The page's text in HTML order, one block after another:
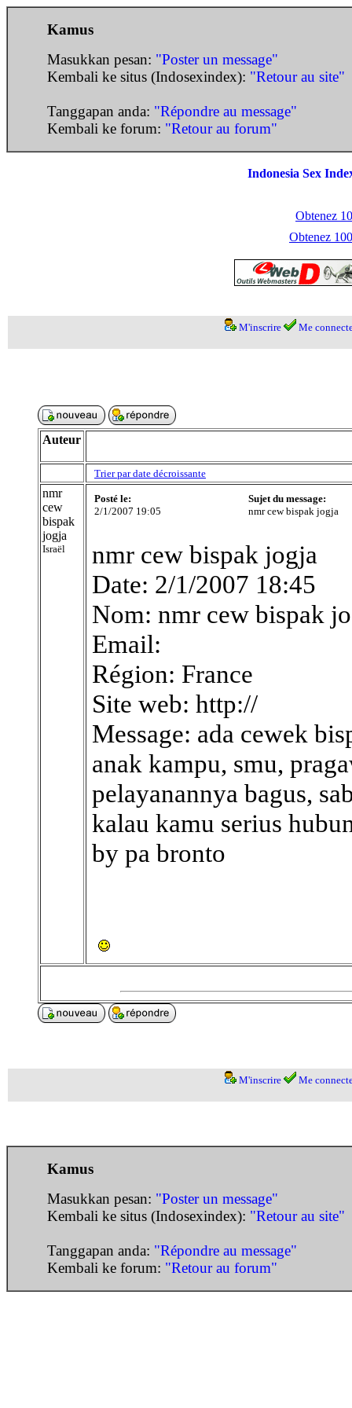
Kamus
Masukkan pesan: "Poster un message"
Kembali ke situs (Indosexindex): "Retour au site"
Tanggapan anda: "Répondre au message"
Kembali ke forum: "Retour au forum"
Indonesia Sex
Obtenez
Obtenez
M'inscrire Me
Auteur
Trier par date décroissante
nmr
cew
bispak
jogja
Israël
Posté le:
2/1/2007 19:05
Sujet du message:
nmr cew bispak jogja
nmr cew bispak jogja
Date: 2/1/2007 18:45
Nom: nmr cew bispak
Email:
Région: France
Site web: http://
Message: ada cewek
anak kampu, smu,
pelayanannya bagus,
kalau kamu serius
by pa bronto
M'inscrire Me
Kamus
Masukkan pesan: "Poster un message"
Kembali ke situs (Indosexindex): "Retour au site"
Tanggapan anda: "Répondre au message"
Kembali ke forum: "Retour au forum"